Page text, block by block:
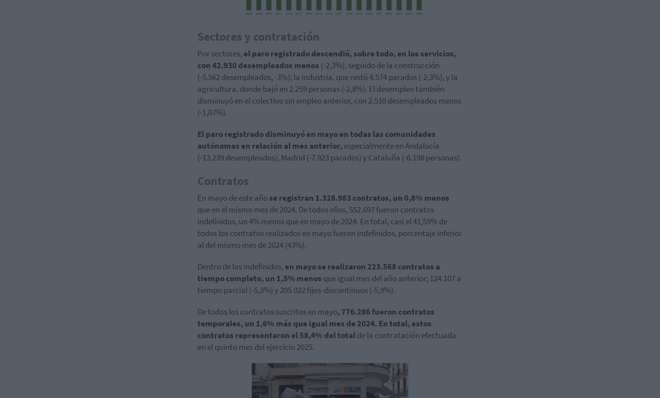
Sectores y contratación
Por sectores, el paro registrado descendió, sobre todo, en los servicios,
con 42.930 desempleados menos (-2,3%), seguido de la construcción
(-5.562 desempleados, -3%); la industria, que restó 4.574 parados (-2,3%), y la
agricultura, donde bajó en 2.259 personas (-2,8%). El desempleo también
disminuyó en el colectivo sin empleo anterior, con 2.510 desempleados menos
(-1,07%).
El paro registrado disminuyó en mayo en todas las comunidades
autónomas en relación al mes anterior, especialmente en Andalucía
(-13.239 desempleados), Madrid (-7.923 parados) y Cataluña (-6.198 personas).
Contratos
En mayo de este año se registran 1.328.983 contratos, un 0,8% menos
que en el mismo mes de 2024. De todos ellos, 552.697 fueron contratos
indefinidos, un 4% menos que en mayo de 2024. En total, casi el 41,59% de
todos los contratos realizados en mayo fueron indefinidos, porcentaje inferior
al del mismo mes de 2024 (43%).
Dentro de los indefinidos, en mayo se realizaron 223.568 contratos a
tiempo completo, un 1,5% menos que igual mes del año anterior; 124.107 a
tiempo parcial (-5,3%) y 205.022 fijos-discontinuos (-5,9%).
De todos los contratos suscritos en mayo, 776.286 fueron contratos
temporales, un 1,6% más que igual mes de 2024. En total, estos
contratos representaron el 58,4% del totalde la contratación efectuada
en el quinto mes del ejercicio 2025.